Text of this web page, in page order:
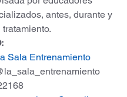
antes, durante y
Sala Entrenamiento